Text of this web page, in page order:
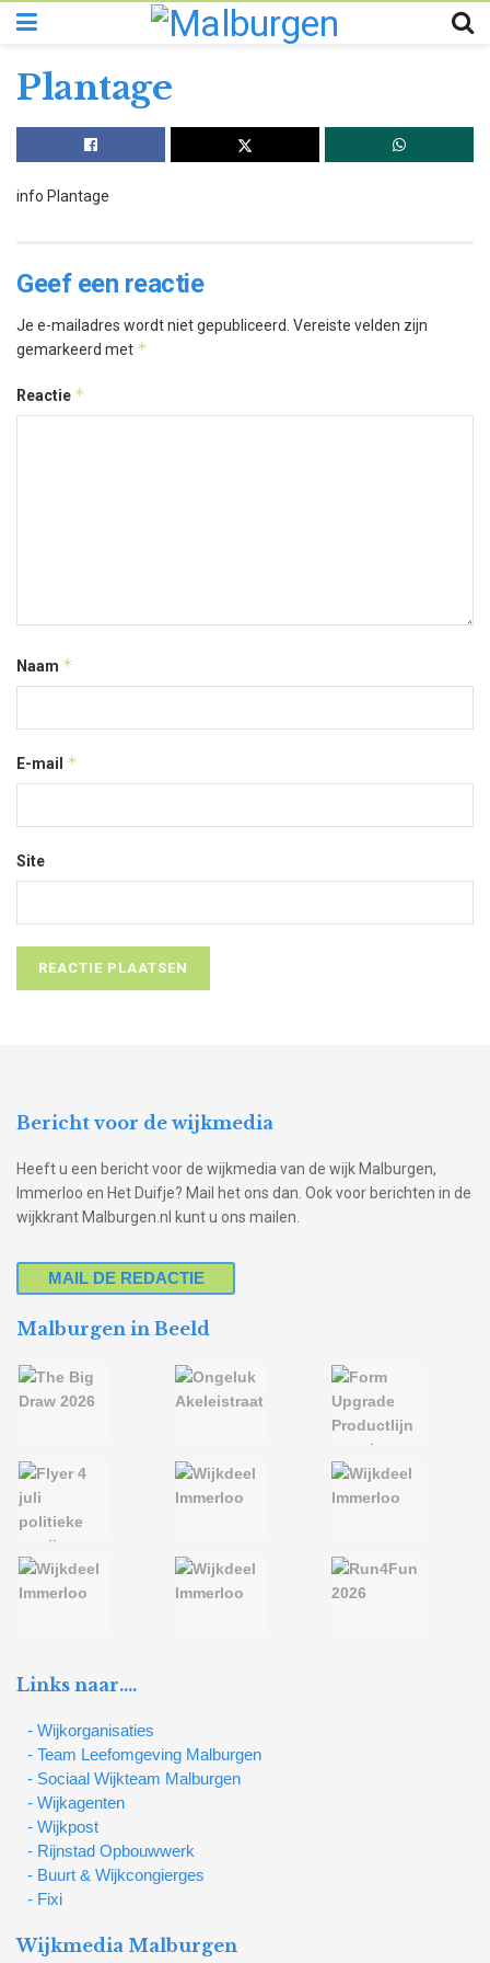
Plantage
info Plantage
Geef een reactie
Je e-mailadres wordt niet gepubliceerd. Vereiste velden zijn
gemarkeerd met *
Reactie *
Naam *
E-mail *
Site
Bericht voor de wijkmedia
Heeft u een bericht voor de wijkmedia van de wijk Malburgen,
Immerloo en Het Duifje? Mail het ons dan. Ook voor berichten in de
wijkkrant Malburgen.nl kunt u ons mailen.
MAIL DE REDACTIE
Malburgen in Beeld
Links naar….
- Wijkorganisaties
- Team Leefomgeving Malburgen
- Sociaal Wijkteam Malburgen
- Wijkagenten
- Wijkpost
- Rijnstad Opbouwwerk
- Buurt & Wijkcongierges
- Fixi
Wijkmedia Malburgen